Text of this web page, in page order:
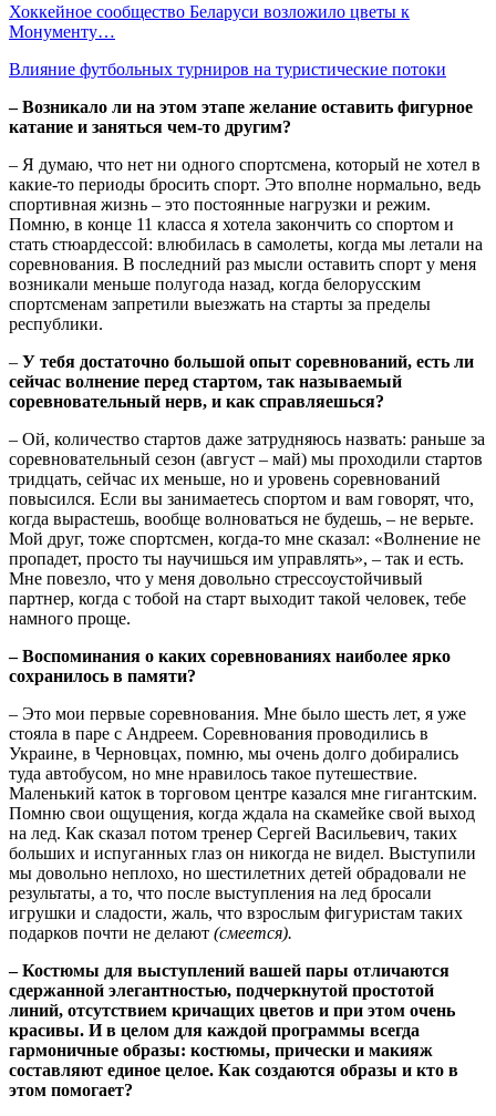
Хоккейное сообщество Беларуси возложило цветы к
Монументу…
Влияние футбольных турниров на туристические потоки
– Возникало ли на этом этапе желание оставить фигурное
катание и заняться чем-то другим?
– Я думаю, что нет ни одного спортсмена, который не хотел в
какие-то периоды бросить спорт. Это вполне нормально, ведь
спортивная жизнь – это постоянные нагрузки и режим.
Помню, в конце 11 класса я хотела закончить со спортом и
стать стюардессой: влюбилась в самолеты, когда мы летали на
соревнования. В последний раз мысли оставить спорт у меня
возникали меньше полугода назад, когда белорусским
спортсменам запретили выезжать на старты за пределы
республики.
– У тебя достаточно большой опыт соревнований, есть ли
сейчас волнение перед стартом, так называемый
соревновательный нерв, и как справляешься?
– Ой, количество стартов даже затрудняюсь назвать: раньше за
соревновательный сезон (август – май) мы проходили стартов
тридцать, сейчас их меньше, но и уровень соревнований
повысился. Если вы занимаетесь спортом и вам говорят, что,
когда вырастешь, вообще волноваться не будешь, – не верьте.
Мой друг, тоже спортсмен, когда-то мне сказал: «Волнение не
пропадет, просто ты научишься им управлять», – так и есть.
Мне повезло, что у меня довольно стрессоустойчивый
партнер, когда с тобой на старт выходит такой человек, тебе
намного проще.
– Воспоминания о каких соревнованиях наиболее ярко
сохранилось в памяти?
– Это мои первые соревнования. Мне было шесть лет, я уже
стояла в паре с Андреем. Соревнования проводились в
Украине, в Черновцах, помню, мы очень долго добирались
туда автобусом, но мне нравилось такое путешествие.
Маленький каток в торговом центре казался мне гигантским.
Помню свои ощущения, когда ждала на скамейке свой выход
на лед. Как сказал потом тренер Сергей Васильевич, таких
больших и испуганных глаз он никогда не видел. Выступили
мы довольно неплохо, но шестилетних детей обрадовали не
результаты, а то, что после выступления на лед бросали
игрушки и сладости, жаль, что взрослым фигуристам таких
подарков почти не делают (смеется).
– Костюмы для выступлений вашей пары отличаются
сдержанной элегантностью, подчеркнутой простотой
линий, отсутствием кричащих цветов и при этом очень
красивы. И в целом для каждой программы всегда
гармоничные образы: костюмы, прически и макияж
составляют единое целое. Как создаются образы и кто в
этом помогает?